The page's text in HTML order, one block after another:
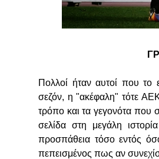
Πολλοί ήταν αυτοί που το
σεζόν, η "ακέφαλη" τότε
τρόπο και τα γεγονότα που
σελίδα στη μεγάλη
προσπάθεια τόσο εντός
πεπεισμένος πως αν